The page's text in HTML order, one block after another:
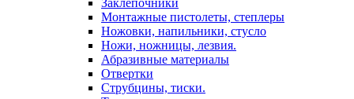
Заклепочники
Монтажные пистолеты, степлеры
Ножовки, напильники, стусло
Ножи, ножницы, лезвия.
Абразивные материалы
Отвертки
Cтрубцины, тиски.